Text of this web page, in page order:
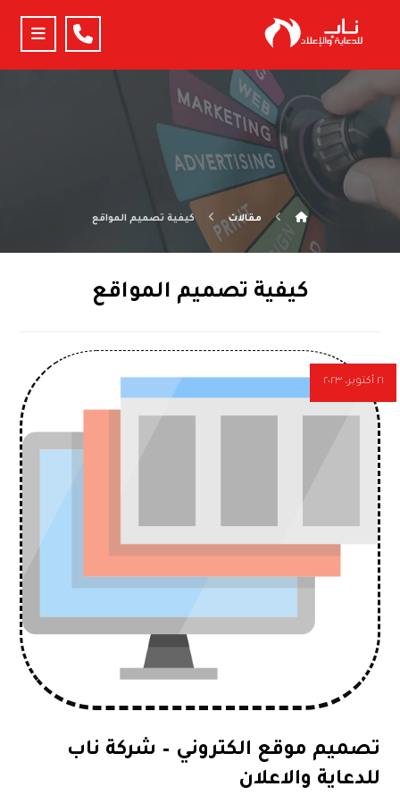
مقالات كيفية تصميم المواقع
كيفية تصميم المواقع
تصميم موقع الكتروني – شركة ناب
للدعاية والاعلان
٢١ أكتوبر، ٢٠٢٣